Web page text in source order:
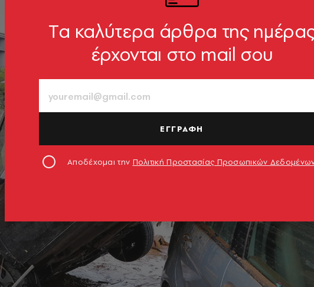
Tα καλύτερα άρθρα της
έρχονται στο mail σου
ΕΓΓΡΑΦΗ
Αποδέχομαι την Πολιτική Προστασίας Προσωπικών